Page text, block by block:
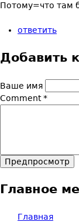
Потому=что там
ответить
Добавить
Ваше имя
Comment*
Главное
Главная